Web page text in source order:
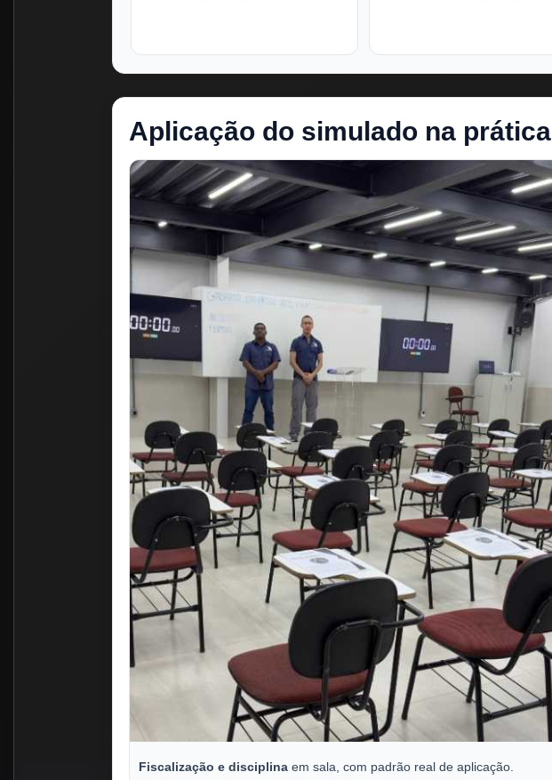
Aplicação do simulado na prática
Fiscalização e disciplina em sala, com padrão real de aplicação.